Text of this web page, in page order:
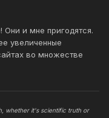
Они и мне пригодятся.
увеличенные
во множестве
whether it's scientific truth or